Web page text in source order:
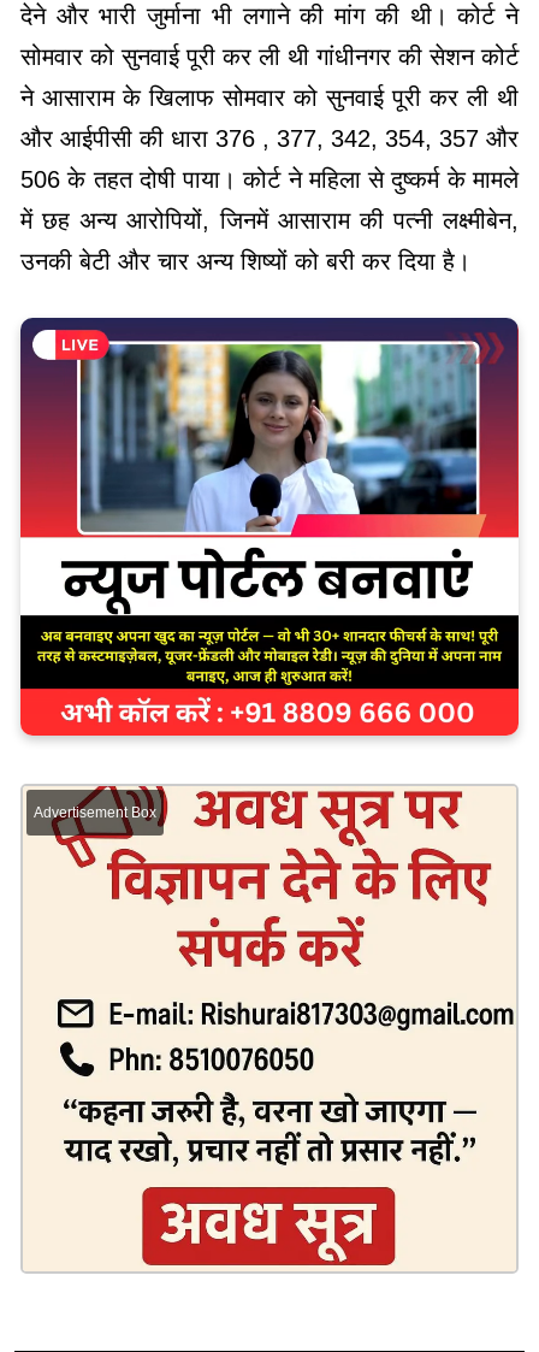
देने और भारी जुर्माना भी लगाने की मांग की थी। कोर्ट ने
सोमवार को सुनवाई पूरी कर ली थी गांधीनगर की सेशन कोर्ट
ने आसाराम के खिलाफ सोमवार को सुनवाई पूरी कर ली थी
और आईपीसी की धारा 376 , 377, 342, 354, 357 और
506 के तहत दोषी पाया। कोर्ट ने महिला से दुष्कर्म के मामले
में छह अन्य आरोपियों, जिनमें आसाराम की पत्नी लक्ष्मीबेन,
उनकी बेटी और चार अन्य शिष्यों को बरी कर दिया है।
Advertisement Box